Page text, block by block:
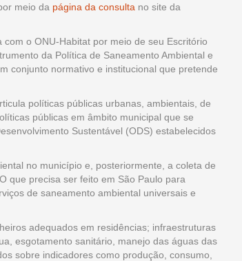
meio da página da consulta no site da
o ONU-Habitat por meio de seu Escritório
da Política de Saneamento Ambiental e
conjunto normativo e institucional que pretende
políticas públicas urbanas, ambientais, de
públicas em âmbito municipal que se
Sustentável (ODS) estabelecidos
no município e, posteriormente, a coleta de
que precisa ser feito em São Paulo para
de saneamento ambiental universais e
adequados em residências; infraestruturas
esgotamento sanitário, manejo das águas das
sobre indicadores como produção, consumo,